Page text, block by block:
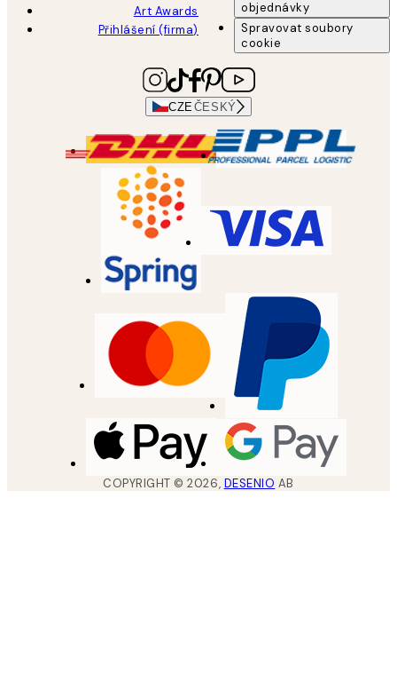
Art Awards
Přihlášení (firma)
objednávky
Spravovat soubory
cookie
CZE ČESKÝ
COPYRIGHT ©2026, DESENIO AB